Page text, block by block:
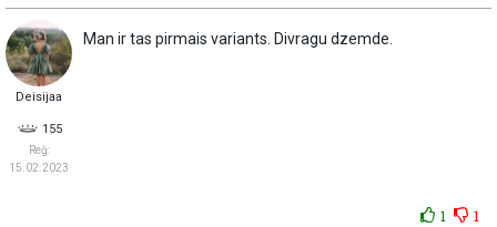
Deisijaa
155
Reģ:
15.02.2023
Man ir tas pirmais variants. Divragu dzemde.
1 1